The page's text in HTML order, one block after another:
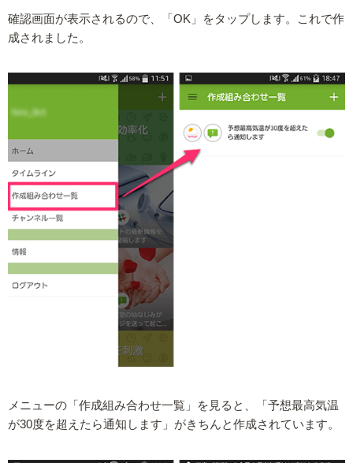
確認画面が表示されるので、「OK」をタップします。これで作
成されました。
メニューの「作成組み合わせ一覧」を見ると、「予想最高気温
が30度を超えたら通知します」がきちんと作成されています。